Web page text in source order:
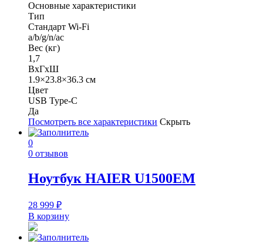
Основные характеристики
Тип
Стандарт Wi-Fi
a/b/g/n/ac
Вес (кг)
1,7
ВхГхШ
1.9×23.8×36.3 см
Цвет
USB Type-C
Да
Посмотреть все характеристики Скрыть
0
0 отзывов
Ноутбук HAIER U1500EM
28 999 ₽
В корзину